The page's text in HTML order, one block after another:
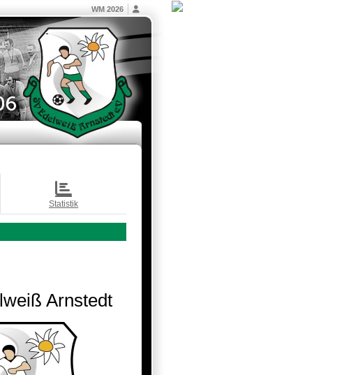
WM 2026
Statistik
Arnstedt